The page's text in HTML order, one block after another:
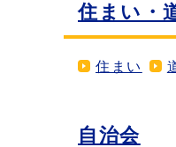
住まい・
住まい
自治会